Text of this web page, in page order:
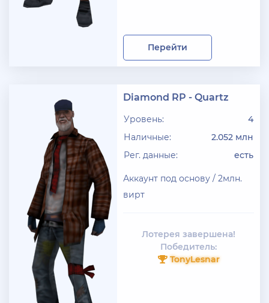
27 Июля 2026г в 11:14
У кого акки Blac***ssia есть?
Jack_Kray
Залейте на ТРП аккаунтов братва
+ 11 руб 23 Июля 2026г в 19:39
Мать троих детей
Залил аккаунты блек раша
+ 10 руб 20 Июля 2026г в 12:52
jagermeister
Залил акки Advance по 5р
+ 12 руб
19 Июля 2026г в 20:57
santerrosa
Перейти
Diamond RP - Quartz
Уровень:
4
Наличные:
2.052 млн
Рег. данные:
есть
Аккаунт под основу / 2млн.
вирт
Лотерея завершена!
Победитель:
TonyLesnar